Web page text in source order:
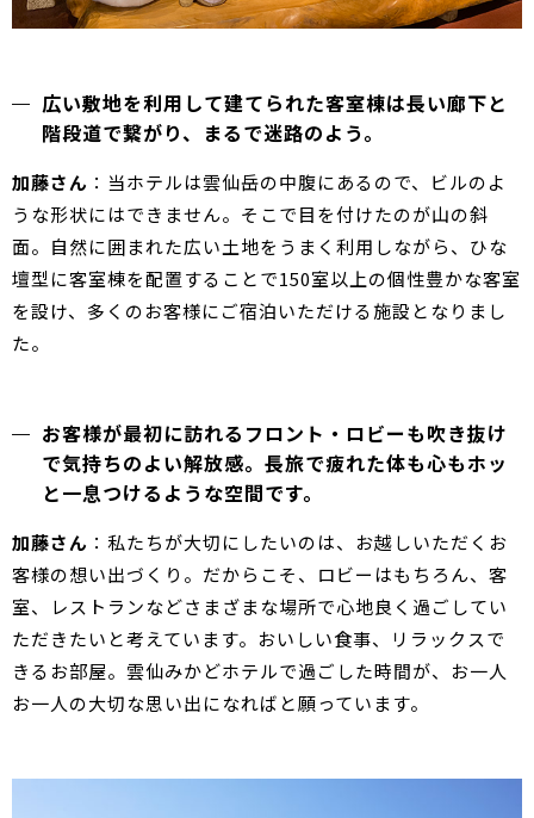
広い敷地を利用して建てられた客室棟は長い廊下と
階段道で繋がり、まるで迷路のよう。
加藤さん ：当ホテルは雲仙岳の中腹にあるので、ビルのよ
うな形状にはできません。そこで目を付けたのが山の斜
面。自然に囲まれた広い土地をうまく利用しながら、ひな
壇型に客室棟を配置することで150室以上の個性豊かな客室
を設け、多くのお客様にご宿泊いただける施設となりまし
た。
お客様が最初に訪れるフロント・ロビーも吹き抜け
で気持ちのよい解放感。長旅で疲れた体も心もホッ
と一息つけるような空間です。
加藤さん ：私たちが大切にしたいのは、お越しいただくお
客様の想い出づくり。だからこそ、ロビーはもちろん、客
室、レストランなどさまざまな場所で心地良く過ごしてい
ただきたいと考えています。おいしい食事、リラックスで
きるお部屋。雲仙みかどホテルで過ごした時間が、お一人
お一人の大切な思い出になればと願っています。